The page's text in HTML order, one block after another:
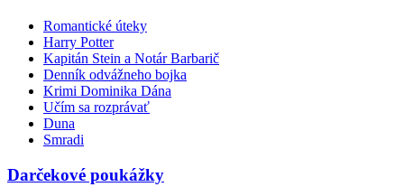
Romantické úteky
Harry Potter
Kapitán Stein a Notár Barbarič
Denník odvážneho bojka
Krimi Dominika Dána
Učím sa rozprávať
Duna
Smradi
Darčekové poukážky